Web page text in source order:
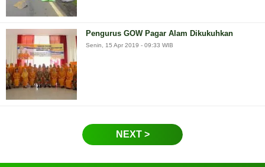
Pengurus GOW Pagar Alam Dikukuhkan
Senin, 15 Apr 2019 - 09:33 WIB
NEXT >